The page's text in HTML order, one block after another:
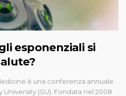
esponenziali si
è una conferenza annuale
University (SU). Fondata nel 2008